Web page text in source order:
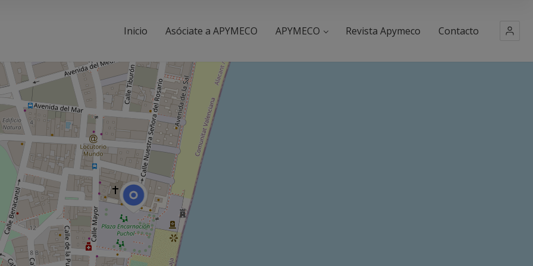
Inicio Asóciate a APYMECO APYMECO Revista Apymeco Contacto